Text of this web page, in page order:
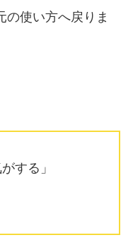
の使い方へ戻りま
する」